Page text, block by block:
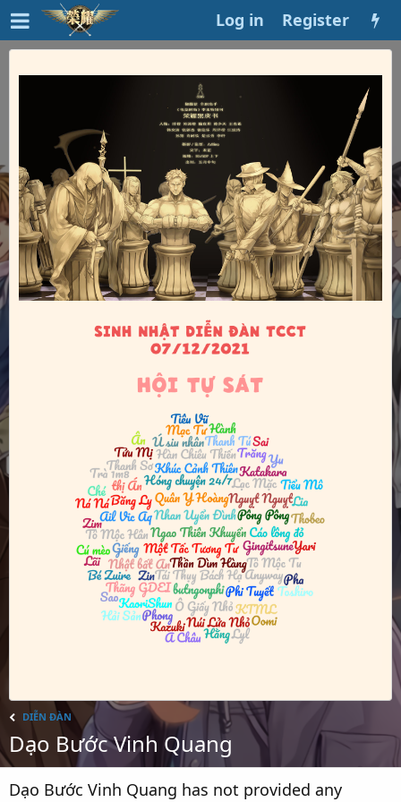
Log in Register
DIỄN ĐÀN
Dạo Bước Vinh Quang
Dạo Bước Vinh Quang has not provided any